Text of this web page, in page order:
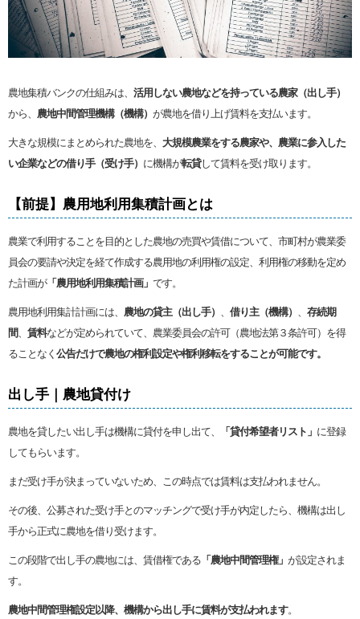
農地集積バンクの仕組みは、 活用しない農地などを持っている農家（出し手）
から、 農地中間管理機構（機構） が農地を借り上げ賃料を支払います。
大きな規模にまとめられた農地を、 大規模農業をする農家や、農業に参入した
い企業などの借り手（受け手） に機構が転貸して賃料を受け取ります。
【前提】農用地利用集積計画とは
農業で利用することを目的とした農地の売買や賃借について、市町村が農業委
員会の要請や決定を経て作成する農用地の利用権の設定、利用権の移動を定め
た計画が「農用地利用集積計画」 です。
農用地利用集計計画には、 農地の貸主（出し手） 、 借り主（機構） 、 存続期
間、 賃料などが定められていて、農業委員会の許可（農地法第３条許可）を得
ることなく 公告だけで農地の権利設定や権利移転をすることが可能です。
出し手｜農地貸付け
農地を貸したい出し手は機構に貸付を申し出て、 「貸付希望者リスト」 に登録
してもらいます。
まだ受け手が決まっていないため、この時点では賃料は支払われません。
その後、公募された受け手とのマッチングで受け手が内定したら、機構は出し
手から正式に農地を借り受けます。
この段階で出し手の農地には、賃借権である 「農地中間管理権」 が設定されま
す。
農地中間管理権設定以降、機構から出し手に賃料が支払われます。